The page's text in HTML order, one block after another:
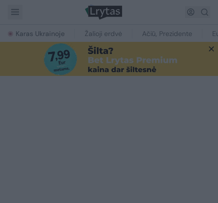
Karas Ukrainoje Žalioji erdvė Ačiū, Prezidente